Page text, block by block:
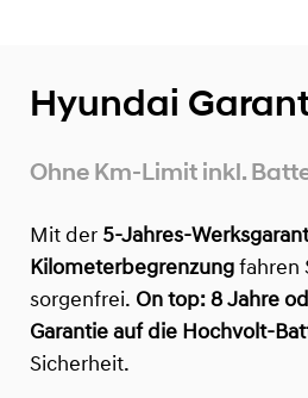
Hyundai
Ohne Km-Limit inkl.
Mit der 5-Jahres-
Kilometerbegrenzung fahren
sorgenfrei. On top: 8 Jahre
Garantie auf die Hochvolt-
Sicherheit.